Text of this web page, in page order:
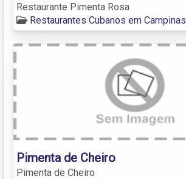
Restaurante Pimenta Rosa
Restaurantes Cubanos em Campinas
Pimenta de Cheiro
Pimenta de Cheiro